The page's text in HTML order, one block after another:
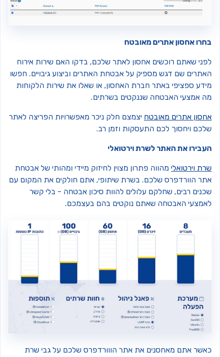
אחסון אתרים מאובטח
שאתם רוכשים אחסון לאתר שלכם, בדקו האם שירות אירוח
שם דגש מספיק על אבטחת האתרים וביצוע גיבויים. חפשו
ספציפי באתר חברת האחסון, או שאלו את שירות הלקוחות
אמצעי האבטחה שננקטים בשרתים.
אתרים מאובטחיצמצם חלק ניכר מאפשרויות הפריצה לאתר
ויחסוך לכם התעסקות וזמן רב.
את האתר לשרת וירטואלי
וירטואלימהווה פתרון מצוין לחיזוק מיידי ומהותי של אבטחת
הוורדפרס שלכם. בשרת שיתופי, אתם חולקים את המקום עם
רבים, שחלקם עלולים להוות סיכון אבטחה - בלי קשר
האבטחה שאתם נוקטים בהם בעצמכם.
אתם מאחסנים את אתר הווורדפרס שלכם על גבי שרת